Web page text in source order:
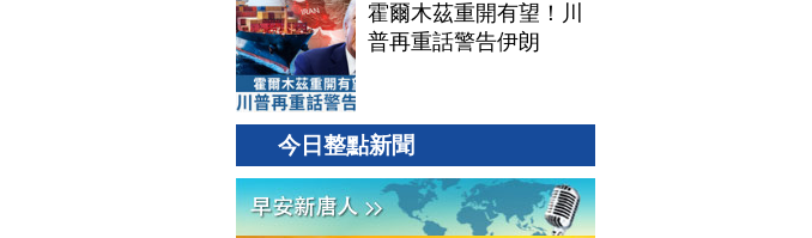
霍爾木茲重開有望！川
普再重話警告伊朗
今日整點新聞